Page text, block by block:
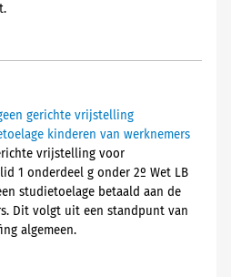
gerichte vrijstelling
kinderen van werknemers
vrijstelling voor
1 onderdeel g onder 2º Wet LB
studietoelage betaald aan de
Dit volgt uit een standpunt van
algemeen.